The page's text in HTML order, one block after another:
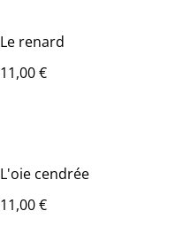
Le renard
11,00 €
L'oie cendrée
11,00 €